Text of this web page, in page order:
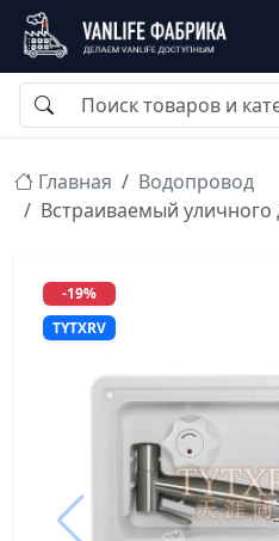
Главная
Водопровод
Встраиваемый
-19%
TYTXRV